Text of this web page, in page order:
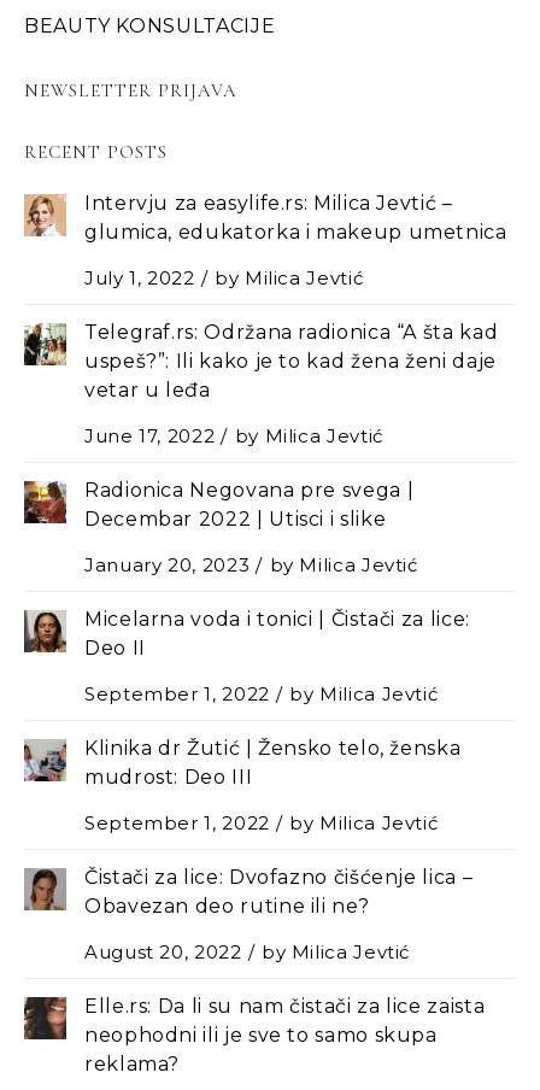
BEAUTY KONSULTACIJE
NEWSLETTER PRIJAVA
RECENT POSTS
Intervju za easylife.rs: Milica Jevtić –
glumica, edukatorka i makeup umetnica
July 1, 2022
by Milica Jevtić
Telegraf.rs: Održana radionica “A šta kad
uspeš?”: Ili kako je to kad žena ženi daje
vetar u leđa
June 17, 2022
by Milica Jevtić
Radionica Negovana pre svega |
Decembar 2022 | Utisci i slike
January 20, 2023
by Milica Jevtić
Micelarna voda i tonici | Čistači za lice:
Deo II
September 1, 2022
by Milica Jevtić
Klinika dr Žutić | Žensko telo, ženska
mudrost: Deo III
September 1, 2022
by Milica Jevtić
Čistači za lice: Dvofazno čišćenje lica –
Оbavezan deo rutine ili ne?
August 20, 2022
by Milica Jevtić
Elle.rs: Da li su nam čistači za lice zaista
neophodni ili je sve to samo skupa
reklama?